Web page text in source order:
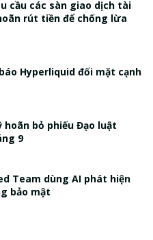
cầu các sàn giao dịch tài
rút tiền để chống lừa
Hyperliquid đối mặt cạnh
hoãn bỏ phiếu Đạo luật
9
Team dùng AI phát hiện
bảo mật